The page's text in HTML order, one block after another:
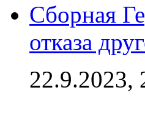
Сборная
отказа
22.9.2023,